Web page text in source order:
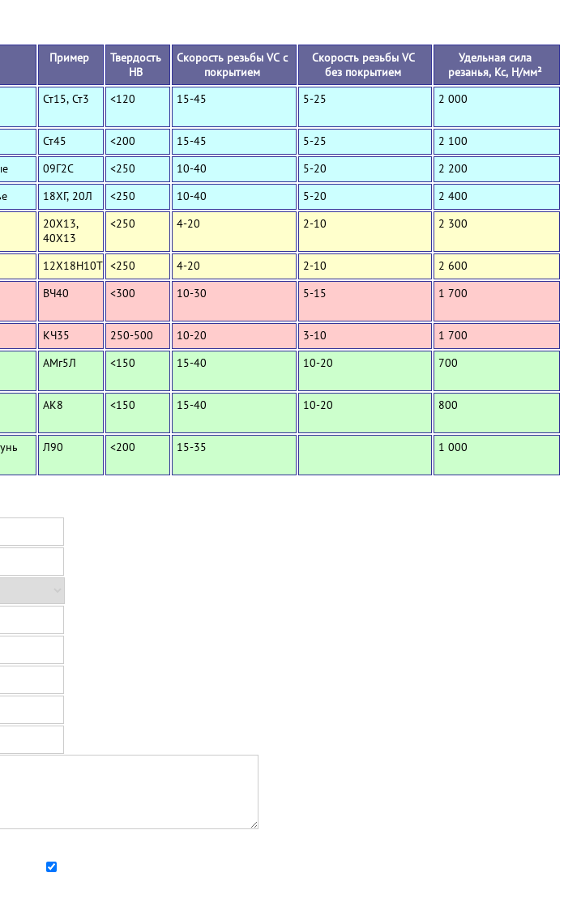
Пример
Твердость
HB
Скорость резьбы VC с
покрытием
Скорость резьбы VC
без покрытием
Удельная сила
резанья, Кс, Н/мм²
Ст15, Ст3 <120 15-45 5-25 2 000
Ст45 <200 15-45 5-25
2 100
09Г2С <250 10-40 5-20
2 200
18ХГ, 20Л <250 10-40 5-20
2 400
20Х13,
40Х13
<250 4-20 2-10 2 300
12Х18Н10Т <250 4-20 2-10
2 600
ВЧ40 <300 10-30 5-15 1 700
КЧ35 250-500 10-20 3-10
1 700
АМг5Л <150 15-40 10-20 700
АК8 <150 15-40 10-20 800
Л90 <200 15-35 1 000